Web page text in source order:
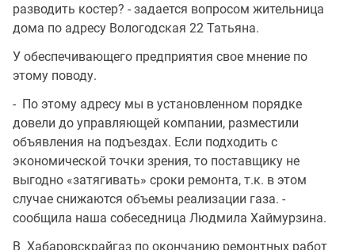
разводить костер? - задается вопросом жительница
дома по адресу Вологодская 22 Татьяна.
У обеспечивающего предприятия свое мнение по
этому поводу.
- По этому адресу мы в установленном порядке
довели до управляющей компании, разместили
объявления на подъездах. Если подходить с
экономической точки зрения, то поставщику не
выгодно «затягивать» сроки ремонта, т.к. в этом
случае снижаются объемы реализации газа. -
сообщила наша собеседница Людмила Хаймурзина.
В Хабаровскрайгаз по окончанию ремонтных работ